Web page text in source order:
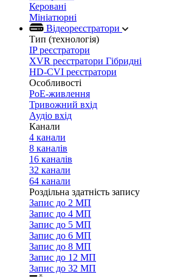
Керовані
Мініатюрні
Відеореєстратори
Тип (технологія)
IP реєстратори
XVR реєстратори Гібридні
HD-CVI реєстратори
Особливості
PoE-живлення
Тривожний вхід
Аудіо вхід
Канали
4 канали
8 каналів
16 каналів
32 канали
64 канали
Роздільна здатність запису
Запис до 2 МП
Запис до 4 МП
Запис до 5 МП
Запис до 6 МП
Запис до 8 МП
Запис до 12 МП
Запис до 32 МП